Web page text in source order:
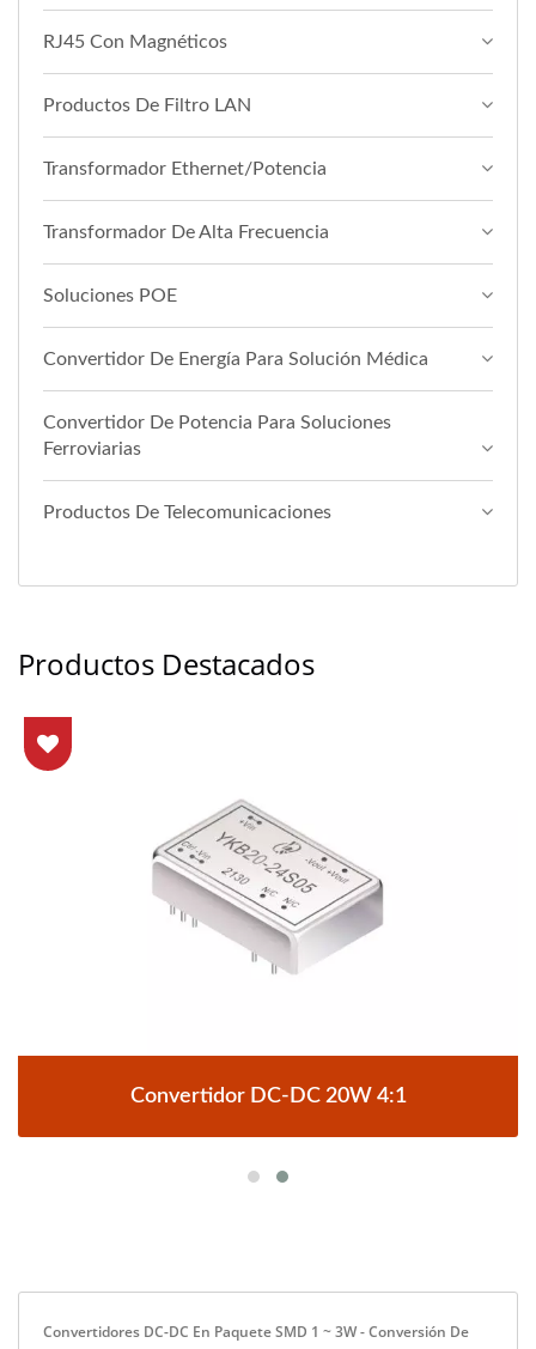
RJ45 Con Magnéticos
Productos De Filtro LAN
Transformador Ethernet/Potencia
Transformador De Alta Frecuencia
Soluciones POE
Convertidor De Energía Para Solución Médica
Convertidor De Potencia Para Soluciones
Ferroviarias
Productos De Telecomunicaciones
Productos Destacados
Convertidor DC-DC 20W 4:1
Convertidores DC-DC En Paquete SMD 1 ~ 3W - Conversión De